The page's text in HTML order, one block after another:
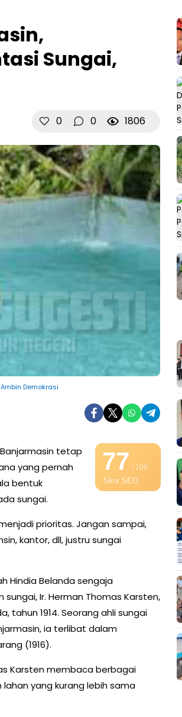
Sungai,
0 0 1806
Demokrasi
77/ 100
Skor SEO
tetap
yang pernah
bentuk
sungai.
prioritas. Jangan sampai,
kantor, dll, justru sungai
Hindia Belanda sengaja
Ir. Herman Thomas Karsten,
tahun 1914. Seorang ahli sungai
ia terlibat dalam
(1916).
Karsten membaca berbagai
yang kurang lebih sama